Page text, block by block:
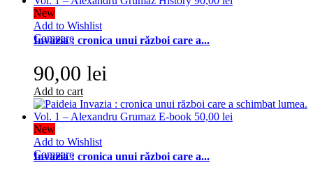
New
Add to Wishlist
Compare
Invazia : cronica unui război care a...
90,00 lei
Add to cart
New
Add to Wishlist
Compare
Invazia : cronica unui război care a...